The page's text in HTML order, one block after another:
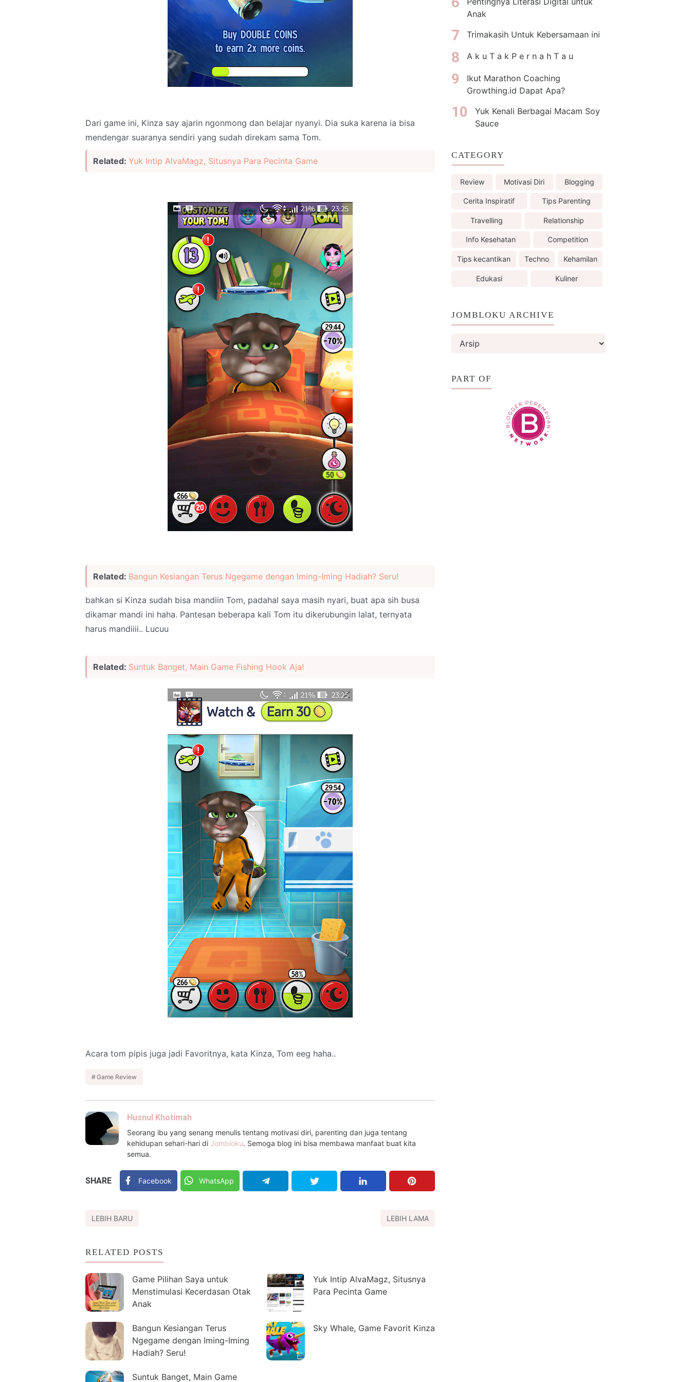
Dari game ini, Kinza say ajarin ngonmong dan belajar nyanyi. Dia suka karena ia bisa
mendengar suaranya sendiri yang sudah direkam sama Tom.
Related: Yuk Intip AlvaMagz, Situsnya Para Pecinta Game
Related: Bangun Kesiangan Terus Ngegame dengan Iming-Iming Hadiah? Seru!
bahkan si Kinza sudah bisa mandiin Tom, padahal saya masih nyari, buat apa sih busa
dikamar mandi ini haha. Pantesan beberapa kali Tom itu dikerubungin lalat, ternyata
harus mandiiii.. Lucuu
Related: Suntuk Banget, Main Game Fishing Hook Aja!
Acara tom pipis juga jadi Favoritnya, kata Kinza, Tom eeg haha..
Game Review
Husnul Khotimah
Seorang ibu yang senang menulis tentang motivasi diri, parenting dan juga tentang
kehidupan sehari-hari di Jombloku. Semoga blog ini bisa membawa manfaat buat kita
semua.
SHARE Facebook WhatsApp
LEBIH BARU LEBIH LAMA
RELATED POSTS
Game Pilihan Saya untuk
Menstimulasi Kecerdasan Otak
Anak
Yuk Intip AlvaMagz, Situsnya
Para Pecinta Game
Bangun Kesiangan Terus
Ngegame dengan Iming-Iming
Hadiah? Seru!
Sky Whale, Game Favorit Kinza
Suntuk Banget, Main Game
Anak
Trimakasih Untuk Kebersamaan ini
A k u T a k P e r n a h T a u
Ikut Marathon Coaching
Growthing.id Dapat Apa?
Yuk Kenali Berbagai Macam Soy
Sauce
CATEGORY
Review Motivasi Diri Blogging
Cerita Inspiratif Tips Parenting
Travelling Relationship
Info Kesehatan Competition
Tips kecantikan Techno Kehamilan
Edukasi Kuliner
JOMBLOKU ARCHIVE
PART OF